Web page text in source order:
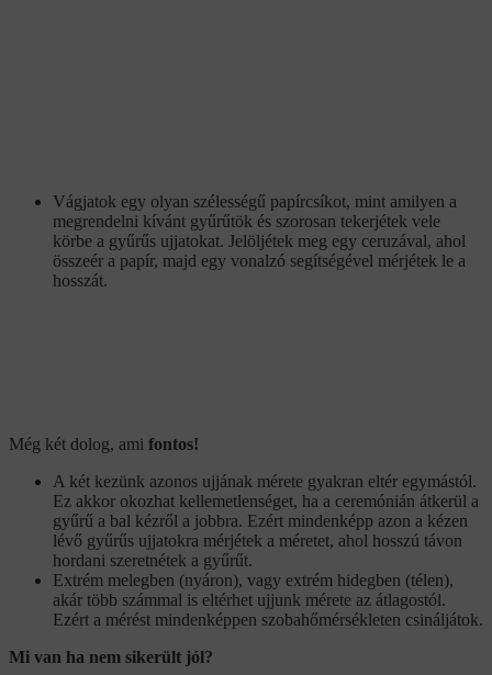
Vágjatok egy olyan szélességű papírcsíkot, mint amilyen a
megrendelni kívánt gyűrűtök és szorosan tekerjétek vele
körbe a gyűrűs ujjatokat. Jelöljétek meg egy ceruzával, ahol
összeér a papír, majd egy vonalzó segítségével mérjétek le a
hosszát.
Még két dolog, ami fontos!
A két kezünk azonos ujjának mérete gyakran eltér egymástól.
Ez akkor okozhat kellemetlenséget, ha a ceremónián átkerül a
gyűrű a bal kézről a jobbra. Ezért mindenképp azon a kézen
lévő gyűrűs ujjatokra mérjétek a méretet, ahol hosszú távon
hordani szeretnétek a gyűrűt.
Extrém melegben (nyáron), vagy extrém hidegben (télen),
akár több számmal is eltérhet ujjunk mérete az átlagostól.
Ezért a mérést mindenképpen szobahőmérsékleten csináljátok.
Mi van ha nem sikerült jól?